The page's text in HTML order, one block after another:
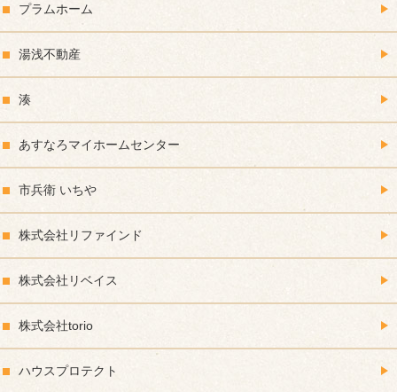
プラムホーム
湯浅不動産
湊
あすなろマイホームセンター
市兵衛 いちや
株式会社リファインド
株式会社リベイス
株式会社torio
ハウスプロテクト